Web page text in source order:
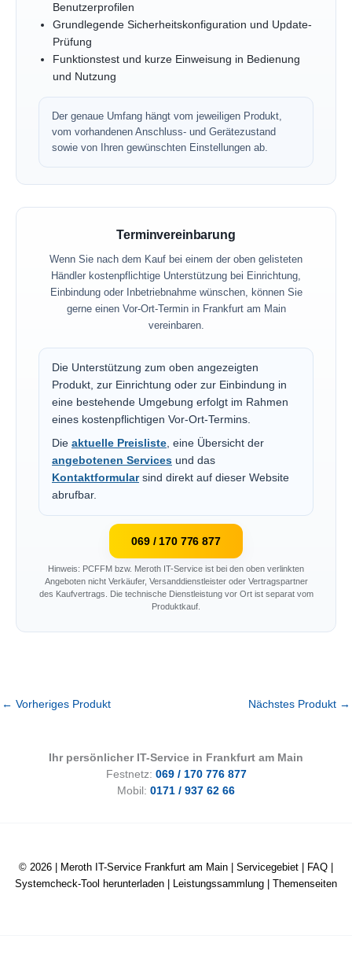
Benutzerprofilen
Grundlegende Sicherheitskonfiguration und Update-
Prüfung
Funktionstest und kurze Einweisung in Bedienung
und Nutzung
Der genaue Umfang hängt vom jeweiligen Produkt,
vom vorhandenen Anschluss- und Gerätezustand
sowie von Ihren gewünschten Einstellungen ab.
Terminvereinbarung
Wenn Sie nach dem Kauf bei einem der oben gelisteten
Händler kostenpflichtige Unterstützung bei Einrichtung,
Einbindung oder Inbetriebnahme wünschen, können Sie
gerne einen Vor-Ort-Termin in Frankfurt am Main
vereinbaren.
Die Unterstützung zum oben angezeigten
Produkt, zur Einrichtung oder zur Einbindung in
eine bestehende Umgebung erfolgt im Rahmen
eines kostenpflichtigen Vor-Ort-Termins.
Die aktuelle Preisliste, eine Übersicht der
angebotenen Services und das
Kontaktformularsind direkt auf dieser Website
abrufbar.
069 / 170 776 877
Hinweis: PCFFM bzw. Meroth IT-Service ist bei den oben verlinkten
Angeboten nicht Verkäufer, Versanddienstleister oder Vertragspartner
des Kaufvertrags. Die technische Dienstleistung vor Ort ist separat vom
Produktkauf.
← Vorheriges Produkt Nächstes Produkt →
Ihr persönlicher IT-Service in Frankfurt am Main
Festnetz: 069 / 170 776 877
Mobil: 0171 / 937 62 66
© 2026 | Meroth IT-Service Frankfurt am Main Servicegebiet FAQ
Systemcheck-Tool herunterladen
Leistungssammlung Themenseiten